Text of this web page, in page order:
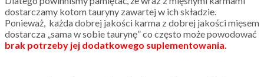
dostarczamy kotom tauryny zawartej w ich składzie.
Ponieważ, każda dobrej jakości karma z dobrej jakości mięsem
dostarcza „sama w sobie taurynę” co często może powodować
brak potrzeby jej dodatkowego suplementowania.